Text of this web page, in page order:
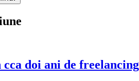
doi ani de freelancing